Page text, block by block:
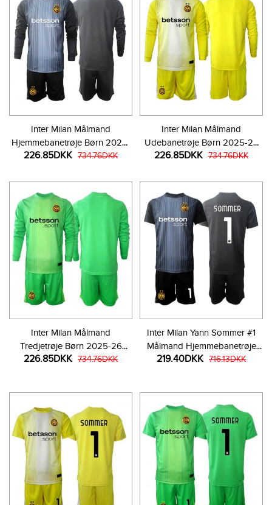
Inter Milan Målmand
Hjemmebanetrøje Børn 2025-
26 Langærmet (+ Korte bukser)
226.85DKK 734.76DKK
Inter Milan Målmand
Udebanetrøje Børn 2025-26
Langærmet (+ Korte bukser)
226.85DKK 734.76DKK
Inter Milan Målmand
Tredjetrøje Børn 2025-26
Langærmet (+ Korte bukser)
226.85DKK 734.76DKK
Inter Milan Yann Sommer #1
Målmand Hjemmebanetrøje
Børn 2025-26 Kortærmet (+
219.40DKK 716.13DKK